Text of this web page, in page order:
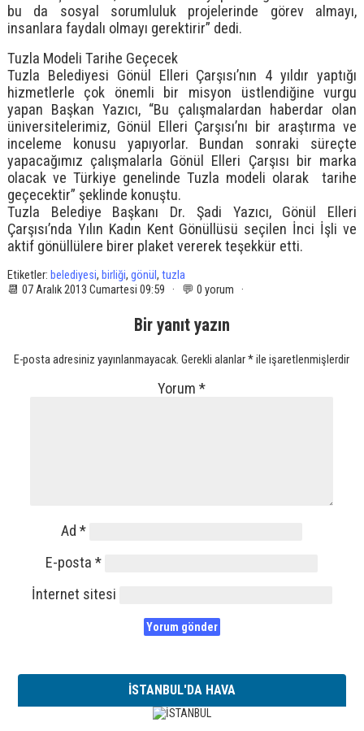
bu da sosyal sorumluluk projelerinde görev almayı,
insanlara faydalı olmayı gerektirir” dedi.
Tuzla Modeli Tarihe Geçecek
Tuzla Belediyesi Gönül Elleri Çarşısı’nın 4 yıldır yaptığı
hizmetlerle çok önemli bir misyon üstlendiğine vurgu
yapan Başkan Yazıcı, “Bu çalışmalardan haberdar olan
üniversitelerimiz, Gönül Elleri Çarşısı’nı bir araştırma ve
inceleme konusu yapıyorlar. Bundan sonraki süreçte
yapacağımız çalışmalarla Gönül Elleri Çarşısı bir marka
olacak ve Türkiye genelinde Tuzla modeli olarak tarihe
geçecektir” şeklinde konuştu.
Tuzla Belediye Başkanı Dr. Şadi Yazıcı, Gönül Elleri
Çarşısı’nda Yılın Kadın Kent Gönüllüsü seçilen İnci İşli ve
aktif gönüllülere birer plaket vererek teşekkür etti.
Etiketler: belediyesi, birliği, gönül , tuzla
📆 07 Aralık 2013 Cumartesi 09:59 · 💬 0 yorum ·
Bir yanıt yazın
E-posta adresiniz yayınlanmayacak. Gerekli alanlar*ile işaretlenmişlerdir
Yorum*
Ad*
E-posta*
İnternet sitesi
İSTANBUL'DA HAVA